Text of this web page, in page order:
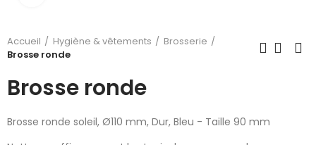
Accueil Hygiène & vêtements
Brosserie
Brosse ronde
Brosse ronde
Brosse ronde soleil, Ø110 mm, Dur, Bleu - Taille 90 mm